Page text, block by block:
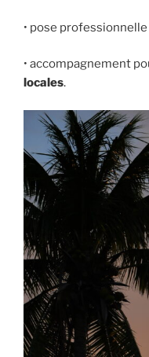
• pose professionnelle
• accompagnement
locales.